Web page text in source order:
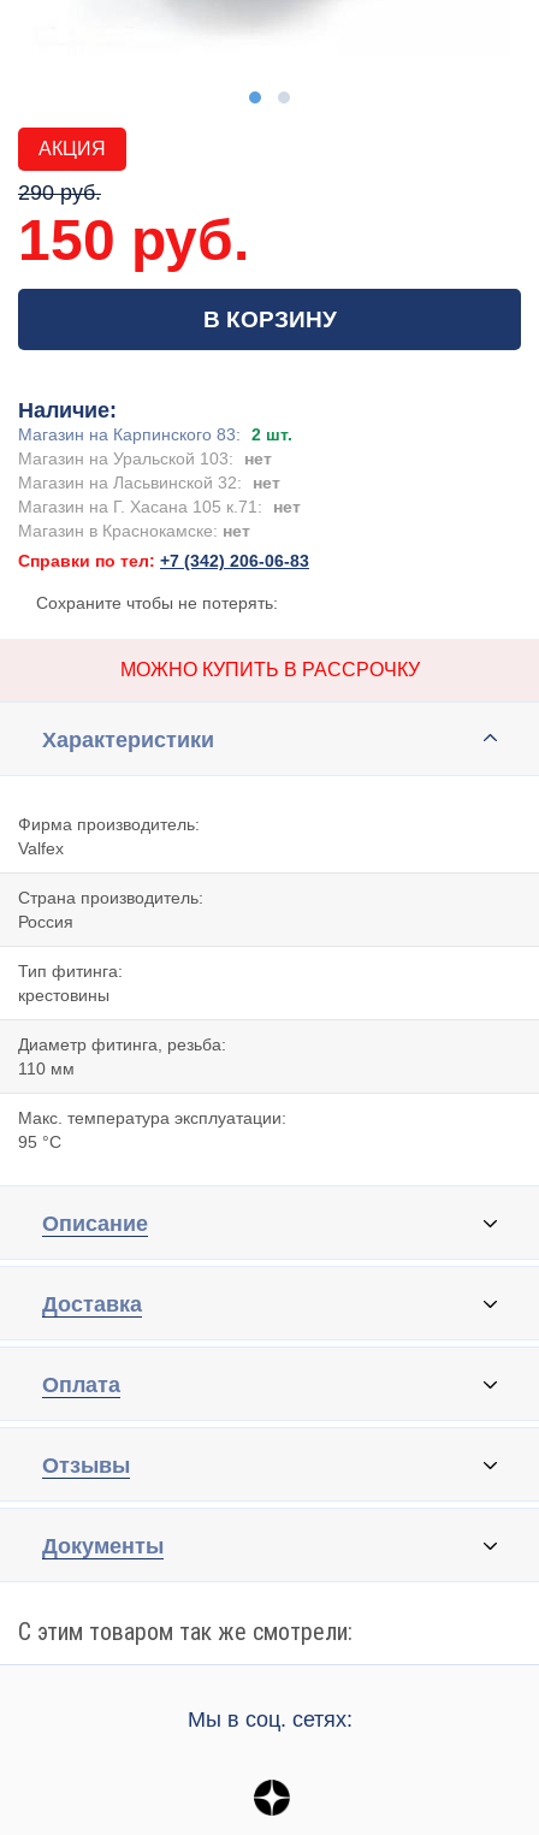
АКЦИЯ
290 руб.
150 руб.
В КОРЗИНУ
Наличие:
Магазин на Карпинского 83:
2 шт.
Магазин на Уральской 103:
нет
Магазин на Ласьвинской 32:
нет
Магазин на Г. Хасана 105 к.71:
нет
Магазин в Краснокамске: нет
Справки по тел: +7 (342) 206-06-83
Сохраните чтобы не потерять:
МОЖНО КУПИТЬ В РАССРОЧКУ
Характеристики
Фирма производитель:
Valfex
Страна производитель:
Россия
Тип фитинга:
крестовины
Диаметр фитинга, резьба:
110 мм
Макс. температура эксплуатации:
95 °C
Описание
Доставка
Оплата
Отзывы
Документы
С этим товаром так же смотрели:
Мы в соц. сетях: